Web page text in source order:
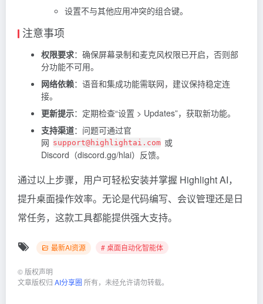
设置不与其他应用冲突的组合键。
注意事项
权限要求：确保屏幕录制和麦克风权限已开启，否则部
分功能不可用。
网络依赖：语音和集成功能需联网，建议保持稳定连
接。
更新提示：定期检查“设置 > Updates”，获取新功能。
支持渠道：问题可通过官
网 support@highlightai.com 或
Discord（discord.gg/hlai）反馈。
通过以上步骤，用户可轻松安装并掌握 Highlight AI，
提升桌面操作效率。无论是代码编写、会议管理还是日
常任务，这款工具都能提供强大支持。
最新AI资源 # 桌面自动化智能体
© 版权声明
文章版权归 AI分享圈 所有，未经允许请勿转载。